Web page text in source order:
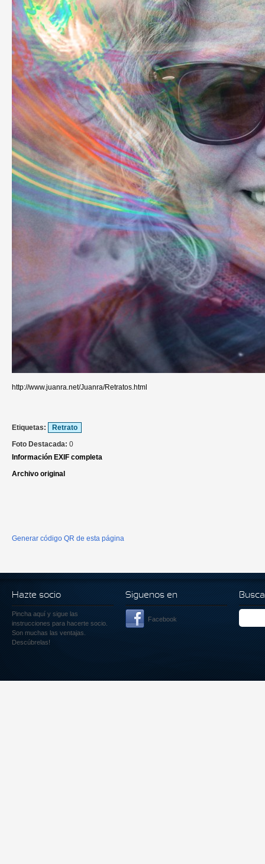
http://www.juanra.net/Juanra/Retratos.html
Etiquetas:
Retrato
Foto Destacada: 0
Información EXIF completa
Archivo original
Generar código QR de esta página
Hazte socio
Pincha aquí y sigue las
instrucciones para hacerte socio.
Son muchas las ventajas.
Descúbrelas!
Siguenos en
Facebook